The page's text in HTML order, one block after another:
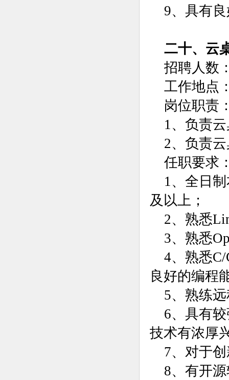
9、具有
二十、云
招聘人数
工作地点
岗位职责
1、负责
2、负责
任职要求
1、全日
及以上；
2、熟悉
3、熟悉
4、熟悉
良好的编程
5、熟练
6、具有
技术有浓厚
7、对于
8、有开